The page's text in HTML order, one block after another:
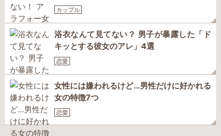
カップル
浴衣なんて見てない？ 男子が暴露した「ド
キッとする彼女のアレ」4選
恋愛
女性には嫌われるけど…男性だけに好かれる
女の特徴7つ
恋愛